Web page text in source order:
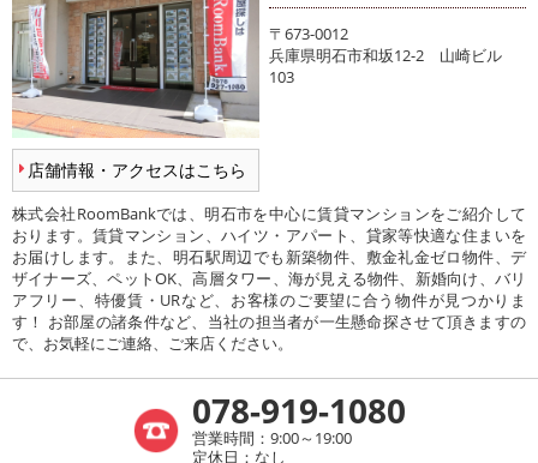
店舗情報・アクセスはこちら
〒673-0012
兵庫県明石市和坂12-2 山崎ビル
103
株式会社RoomBankでは、明石市を中心に賃貸マンションをご紹介して
おります。賃貸マンション、ハイツ・アパート、貸家等快適な住まいを
お届けします。また、明石駅周辺でも新築物件、敷金礼金ゼロ物件、デ
ザイナーズ、ペットOK、高層タワー、海が見える物件、新婚向け、バリ
アフリー、特優賃・URなど、お客様のご要望に合う物件が見つかりま
す！ お部屋の諸条件など、当社の担当者が一生懸命探させて頂きますの
で、お気軽にご連絡、ご来店ください。
078-919-1080
営業時間：9:00～19:00
定休日：なし